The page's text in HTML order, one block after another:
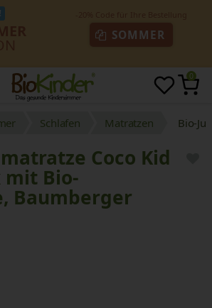
SOMMER
0
Schlafen Matratzen Bio-
Coco Kid
mit Bio-
Baumberger